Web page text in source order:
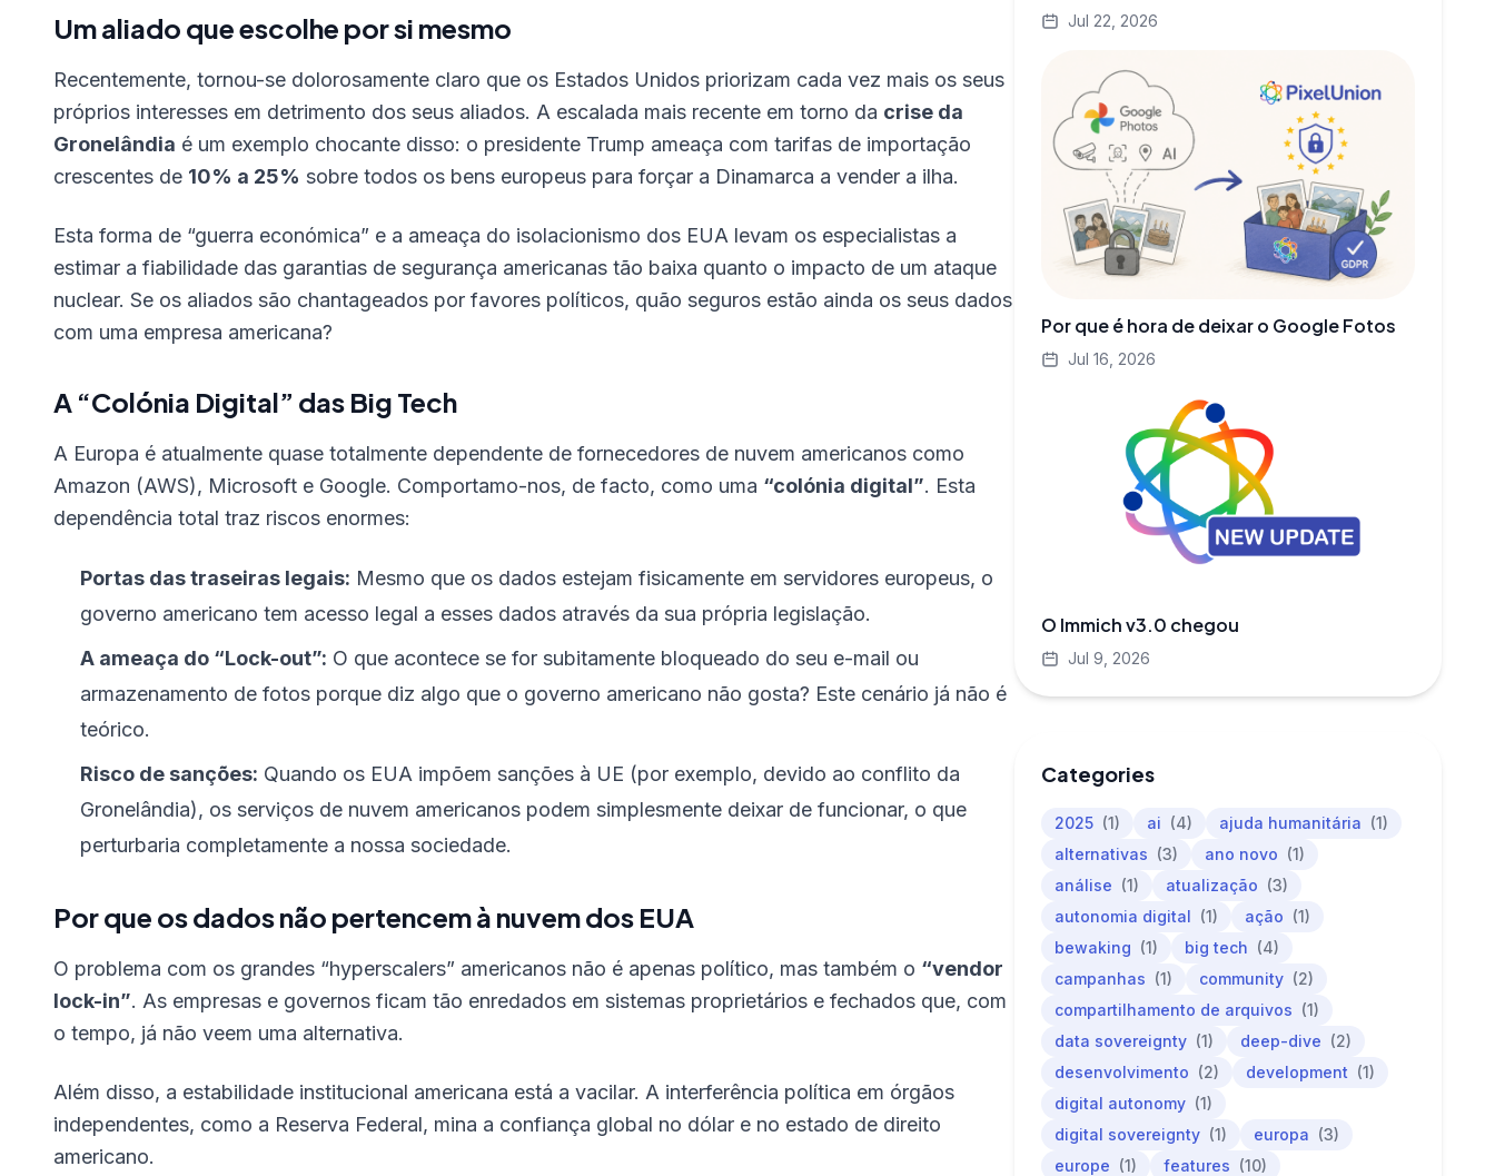
Um aliado que escolhe por si mesmo
Recentemente, tornou-se dolorosamente claro que os Estados Unidos priorizam cada vez mais os seus
próprios interesses em detrimento dos seus aliados. A escalada mais recente em torno da crise da
Gronelândia é um exemplo chocante disso: o presidente Trump ameaça com tarifas de importação
crescentes de 10% a 25% sobre todos os bens europeus para forçar a Dinamarca a vender a ilha.
Esta forma de “guerra económica” e a ameaça do isolacionismo dos EUA levam os especialistas a
estimar a fiabilidade das garantias de segurança americanas tão baixa quanto o impacto de um ataque
nuclear. Se os aliados são chantageados por favores políticos, quão seguros estão ainda os seus dados
com uma empresa americana?
A “Colónia Digital” das Big Tech
A Europa é atualmente quase totalmente dependente de fornecedores de nuvem americanos como
Amazon (AWS), Microsoft e Google. Comportamo-nos, de facto, como uma “colónia digital”. Esta
dependência total traz riscos enormes:
Portas das traseiras legais: Mesmo que os dados estejam fisicamente em servidores europeus, o
governo americano tem acesso legal a esses dados através da sua própria legislação.
A ameaça do “Lock-out”: O que acontece se for subitamente bloqueado do seu e-mail ou
armazenamento de fotos porque diz algo que o governo americano não gosta? Este cenário já não é
teórico.
Risco de sanções: Quando os EUA impõem sanções à UE (por exemplo, devido ao conflito da
Gronelândia), os serviços de nuvem americanos podem simplesmente deixar de funcionar, o que
perturbaria completamente a nossa sociedade.
Por que os dados não pertencem à nuvem dos EUA
O problema com os grandes “hyperscalers” americanos não é apenas político, mas também o “vendor
lock-in”. As empresas e governos ficam tão enredados em sistemas proprietários e fechados que, com
o tempo, já não veem uma alternativa.
Além disso, a estabilidade institucional americana está a vacilar. A interferência política em órgãos
independentes, como a Reserva Federal, mina a confiança global no dólar e no estado de direito
americano.
próprias GPUs
Jul 22, 2026
Por que é hora de deixar o Google Fotos
Jul 16, 2026
O Immich v3.0 chegou
Jul 9, 2026
Categories
2025 (1) ai (4) ajuda humanitária (1)
alternativas (3) ano novo (1)
análise (1) atualização (3)
autonomia digital (1) ação (1)
bewaking (1) big tech (4)
campanhas (1) community (2)
compartilhamento de arquivos (1)
data sovereignty (1) deep-dive (2)
desenvolvimento (2) development (1)
digital autonomy (1)
digital sovereignty (1) europa (3)
europe (1) features (10)